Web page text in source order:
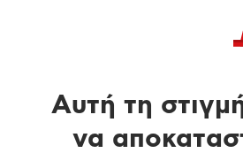
Αυτή τη
να